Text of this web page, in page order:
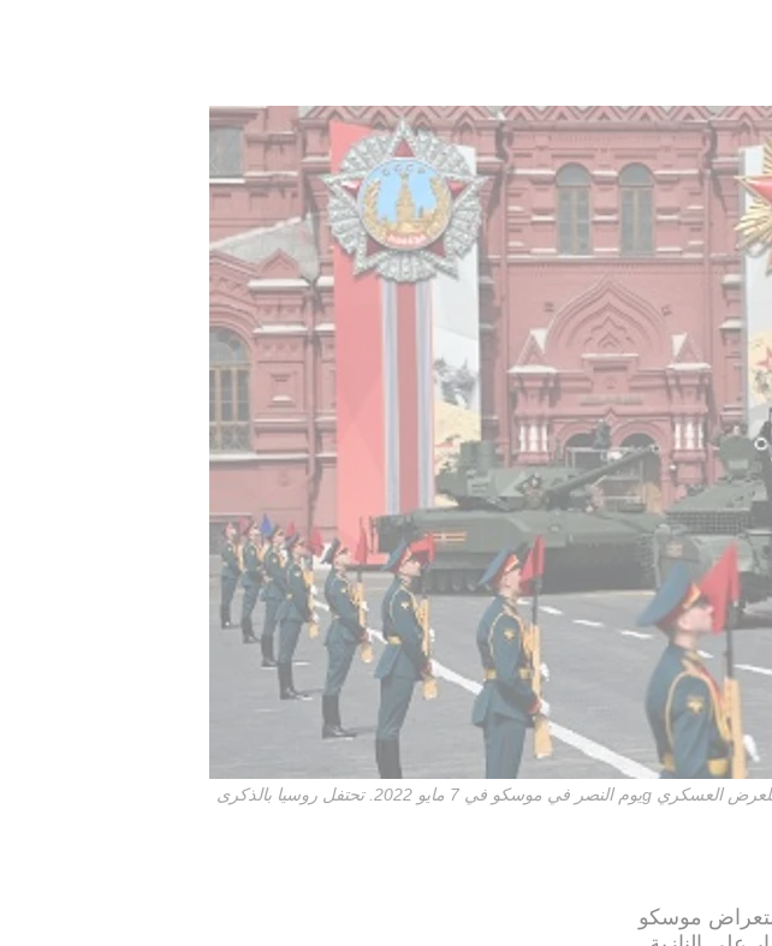
تستعرض الدبابات الروسية T-90M و T-14 Armata في الميدان الأحمر خلال البروفة العامة للعرض العسكري gيوم النصر في موسكو في 7 مايو 2022. تحتفل روسيا بالذكرى
موسكو